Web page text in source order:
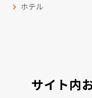
ホテル
サイト内